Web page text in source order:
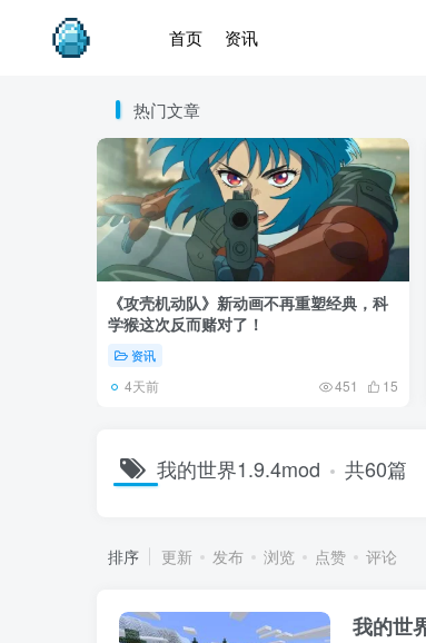
首页 资讯
热门文章
《攻壳机动队》新动画不再重塑经典，科
学猴这次反而赌对了！
资讯
4天前 451 15
我的世界1.9.4mod 共60篇
排序 更新 发布 浏览 点赞 评论
我的世